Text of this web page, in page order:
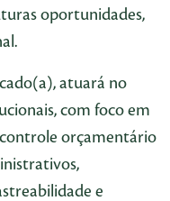
oportunidades,
atuará no
com foco em
orçamentário
e